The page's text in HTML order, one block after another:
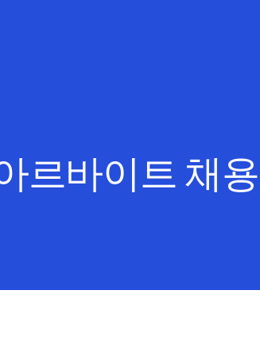
르바이트 채